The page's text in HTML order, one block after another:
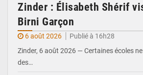
Zinder : Élisabeth Shérif
Birni Garçon
6 août 2026
Publié à 16h28
Zinder, 6 août 2026 — Certaines écoles
des…